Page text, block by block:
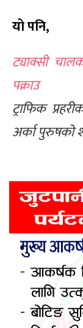
यो पनि,
ट्याक्सी
पक्राउ
ट्राफिक
अर्का पुरुषको